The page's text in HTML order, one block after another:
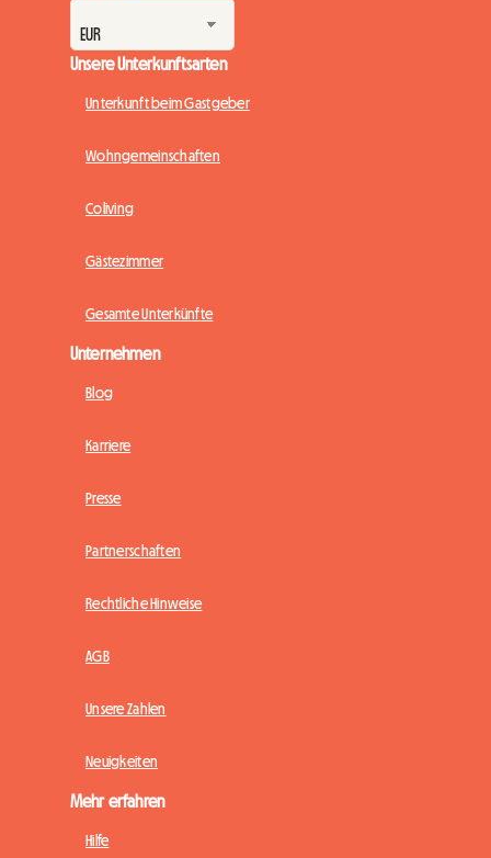
Unsere Unterkunftsarten
Unterkunft beim Gastgeber
Wohngemeinschaften
Coliving
Gästezimmer
Gesamte Unterkünfte
Unternehmen
Blog
Karriere
Presse
Partnerschaften
Rechtliche Hinweise
AGB
Unsere Zahlen
Neuigkeiten
Mehr erfahren
Hilfe